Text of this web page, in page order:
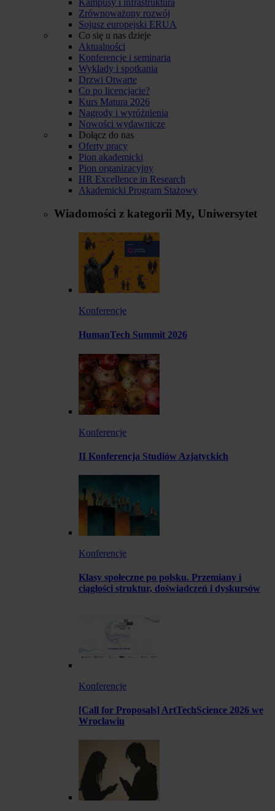
Zrównoważony rozwój
Sojusz europejski ERUA
Co się u nas dzieje
Aktualności
Konferencje i seminaria
Wykłady i spotkania
Drzwi Otwarte
Co po licencjacie?
Kurs Matura 2026
Nagrody i wyróżnienia
Nowości wydawnicze
Dołącz do nas
Oferty pracy
Pion akademicki
Pion organizacyjny
HR Excellence in Research
Akademicki Program Stażowy
Wiadomości z kategorii My, Uniwersytet
Konferencje
HumanTech Summit 2026
Konferencje
II Konferencja Studiów Azjatyckich
Konferencje
Klasy społeczne po polsku. Przemiany i
ciągłości struktur, doświadczeń i dyskursów
Konferencje
[Call for Proposals] ArtTechScience 2026 we
Wrocławiu